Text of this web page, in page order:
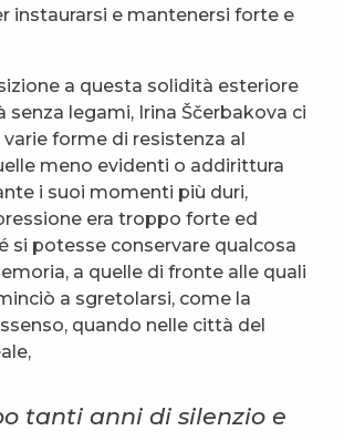
instaurarsi e mantenersi forte e
a questa solidità esteriore
senza legami, Irina Ščerbakova ci
varie forme di resistenza al
meno evidenti o addirittura
i suoi momenti più duri,
era troppo forte ed
si potesse conservare qualcosa
a quelle di fronte alle quali
a sgretolarsi, come la
quando nelle città del
tanti anni di silenzio e